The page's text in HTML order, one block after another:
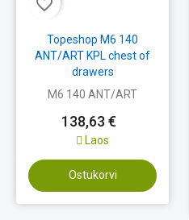
favorite_border
Topeshop M6 140
ANT/ART KPL chest of
drawers
M6 140 ANT/ART
138,63 €
Laos
Ostukorvi